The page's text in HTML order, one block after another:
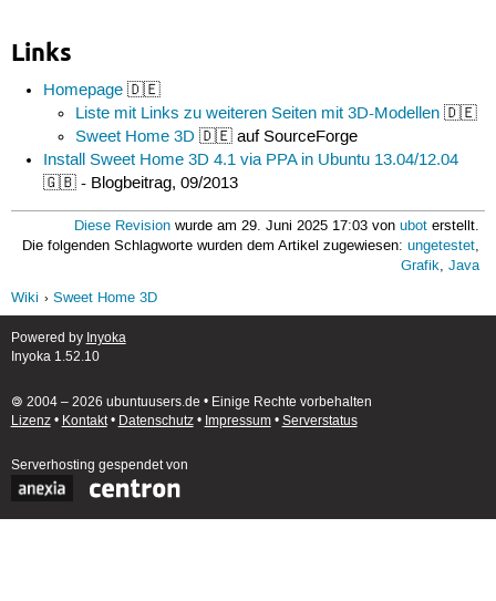
Links
Homepage 🇩🇪
Liste mit Links zu weiteren Seiten mit 3D-Modellen 🇩🇪
Sweet Home 3D 🇩🇪 auf SourceForge
Install Sweet Home 3D 4.1 via PPA in Ubuntu 13.04/12.04
🇬🇧 - Blogbeitrag, 09/2013
Diese Revision wurde am 29. Juni 2025 17:03 vonubot erstellt.
Die folgenden Schlagworte wurden dem Artikel zugewiesen:ungetestet,
Grafik,Java
Wiki
Sweet Home 3D
Powered by Inyoka
Inyoka 1.52.10
🄯 2004 – 2026 ubuntuusers.de • Einige Rechte vorbehalten
Lizenz• Kontakt• Datenschutz• Impressum• Serverstatus
Serverhosting gespendet von